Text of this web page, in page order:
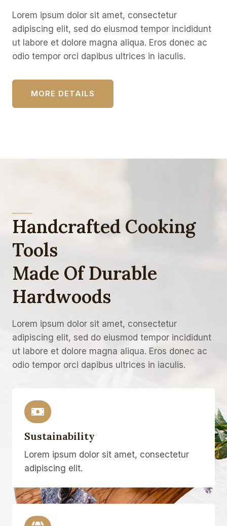
Lorem ipsum dolor sit amet, consectetur
adipiscing elit, sed do eiusmod tempor incididunt
ut labore et dolore magna aliqua. Eros donec ac
odio tempor orci dapibus ultrices in iaculis.
MORE DETAILS
Handcrafted Cooking
Tools
Made Of Durable
Hardwoods
Lorem ipsum dolor sit amet, consectetur
adipiscing elit, sed do eiusmod tempor incididunt
ut labore et dolore magna aliqua. Eros donec ac
odio tempor orci dapibus ultrices in iaculis.
Sustainability
Lorem ipsum dolor sit amet, consectetur
adipiscing elit.